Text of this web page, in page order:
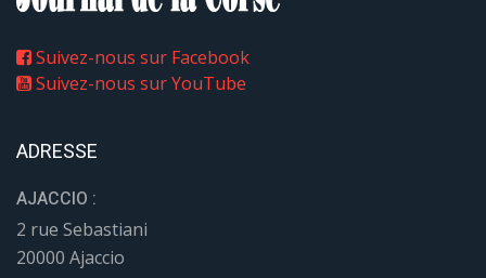
Suivez-nous sur Facebook
Suivez-nous sur YouTube
ADRESSE
AJACCIO :
2 rue Sebastiani
20000 Ajaccio